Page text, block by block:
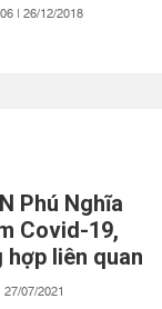
| 26/12/2018
Phú Nghĩa
Covid-19,
hợp liên quan
07/2021